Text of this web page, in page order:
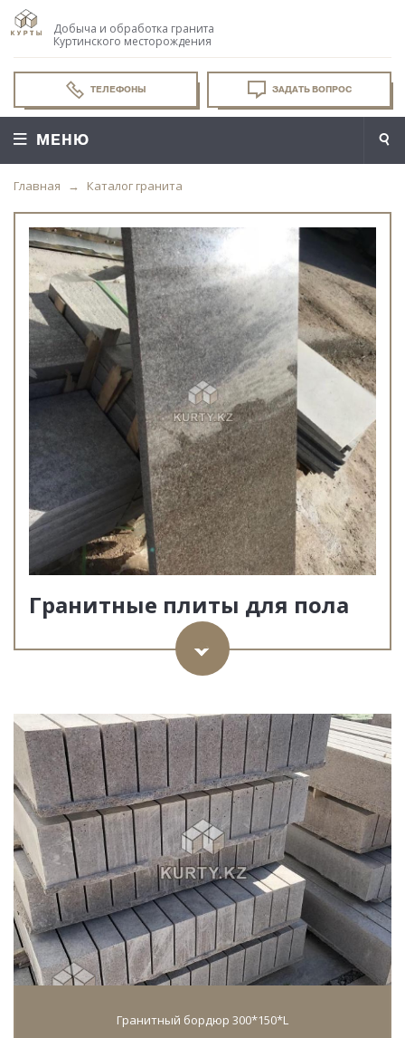
Добыча и обработка гранита
Куртинского месторождения
ТЕЛЕФОНЫ ЗАДАТЬ ВОПРОС
МЕНЮ
Главная Каталог гранита
Гранитные плиты для пола
Гранитный бордюр 300*150*L